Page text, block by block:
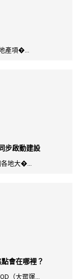
產項�...
步啟動建設
各地大�...
會在哪裡？
（大眾運...